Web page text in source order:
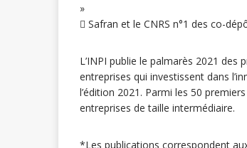
»
 Safran et le CNRS n°1 des co-
L’INPI publie le palmarès 2021
entreprises qui investissent dans
l’édition 2021. Parmi les 50
entreprises de taille intermédiaire.
*Les publications correspondent